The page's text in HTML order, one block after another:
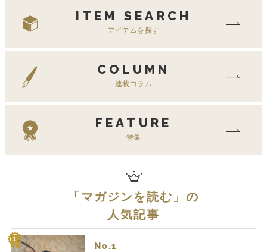
ITEM SEARCH
アイテムを探す
COLUMN
連載コラム
FEATURE
特集
「マガジンを読む 」の
人気記事
No.